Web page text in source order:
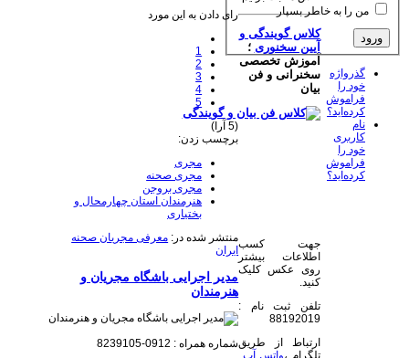
رای دادن به این مورد
1
2
3
4
5
(5 آرا)
برچسب زدن:
مجری
مجری صحنه
مجری بروجن
هنرمندان استان چهارمحال و
بختیاری
منتشر شده در: معرفی مجریان صحنه
ایران
مدیر اجرایی باشگاه مجریان و
هنرمندان
شماره همراه : 0912-8239105
کلاس گویندگی و
آیین سخنوری ؛
آموزش تخصصی
سخنرانی و فن
بیان
جهت کسب
اطلاعات بیشتر
روی عکس کلیک
کنید.
تلفن ثبت نام :
88192019
ارتباط از طریق
من را به خاطر بسپار
گذرواژه
خود را
فراموش
کرده‌اید؟
نام
کاربری
خود را
فراموش
کرده‌اید؟